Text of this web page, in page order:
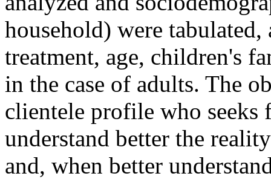
household) were
treatment, age, children's
in the case of adults. The
clientele profile who seeks
understand better the
and, when better